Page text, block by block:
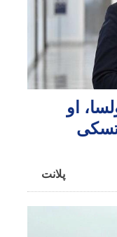
او
پلانت